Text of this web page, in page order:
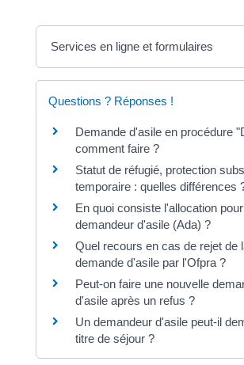
Services en ligne et formulaires
Questions ? Réponses !
Demande d'asile en procédure
comment faire ?
Statut de réfugié, protection
temporaire : quelles différences
En quoi consiste l'allocation pour
demandeur d'asile (Ada) ?
Quel recours en cas de rejet de
demande d'asile par l'Ofpra ?
Peut-on faire une nouvelle
d'asile après un refus ?
Un demandeur d'asile peut-il
titre de séjour ?